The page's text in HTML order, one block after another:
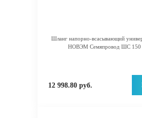
Шланг напорно-всасывающий
НОВЭМ Семяпровод ШС 150
12 998.80 руб.